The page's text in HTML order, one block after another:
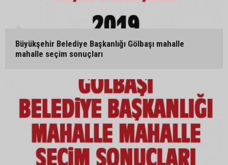
Büyükşehir Belediye Başkanlığı Gölbaşı mahalle
mahalle seçim sonuçları